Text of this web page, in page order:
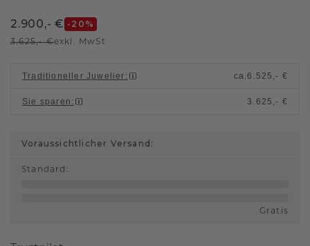
2.900,- € -20 %
3.625,- €exkl. MwSt
Traditioneller Juwelier : ca.6.525,- €
Sie sparen : 3.625,- €
Voraussichtlicher Versand:
Standard :
Gratis